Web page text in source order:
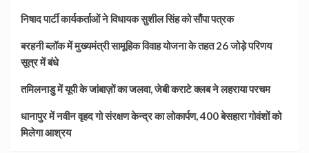
निषाद पार्टी कार्यकर्ताओं ने विधायक सुशील सिंह को सौंपा पत्रक
बरहनी ब्लॉक में मुख्यमंत्री सामूहिक विवाह योजना के तहत 26 जोड़े परिणय
सूत्र में बंधे
तमिलनाडु में यूपी के जांबाज़ों का जलवा, जेबी कराटे क्लब ने लहराया परचम
धानापुर में नवीन वृहद गो संरक्षण केन्द्र का लोकार्पण, 400 बेसहारा गोवंशों को
मिलेगा आश्रय